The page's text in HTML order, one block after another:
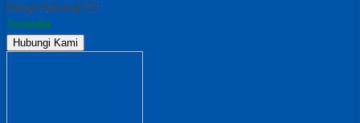
Harga Hubungi CS
Tersedia
Hubungi Kami